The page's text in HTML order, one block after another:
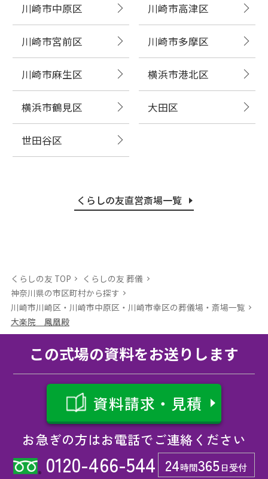
川崎市中原区 川崎市高津区
川崎市宮前区 川崎市多摩区
川崎市麻生区 横浜市港北区
横浜市鶴見区 大田区
世田谷区
くらしの友直営斎場一覧
くらしの友 TOP
くらしの友 葬儀
神奈川県の市区町村から探す
川崎市川崎区・川崎市中原区・川崎市幸区の葬儀場・斎場⼀覧
大楽院 鳳凰殿
この式場の資料をお送りします
お急ぎの方はお電話でご連絡ください
24時間365日受付
0120-466-544
資料請求・見積